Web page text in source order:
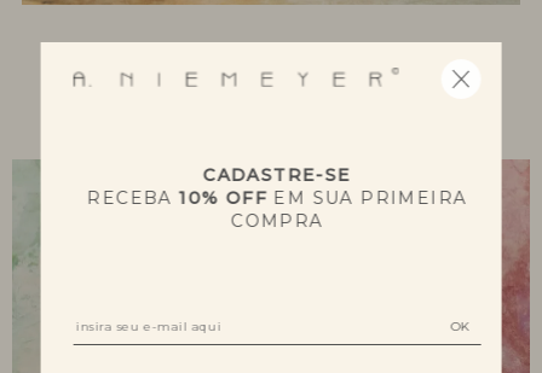
CADASTRE-SE
RECEBA10% OFFEM SUA PRIMEIRA
COMPRA